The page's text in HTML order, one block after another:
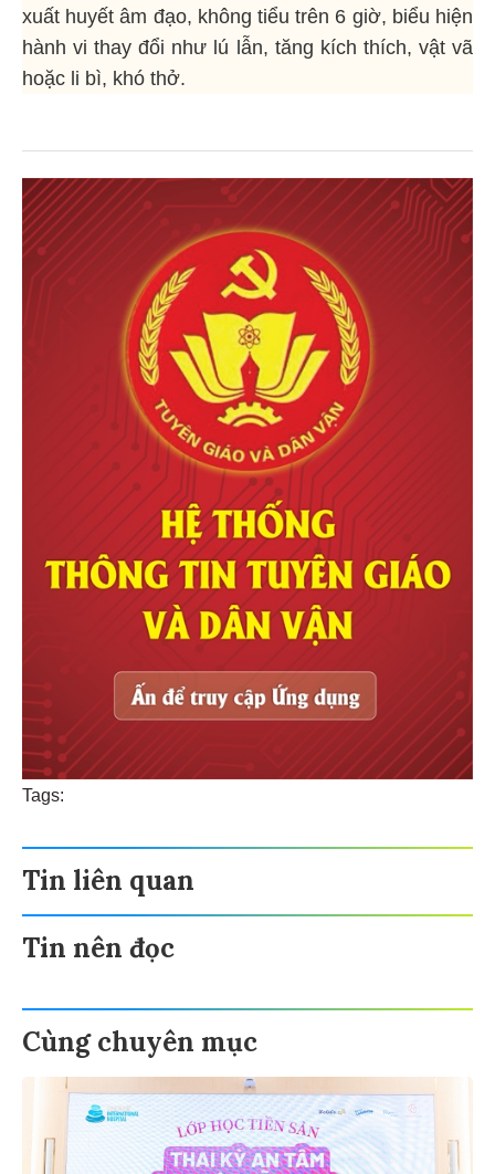
xuất huyết âm đạo, không tiểu trên 6 giờ, biểu hiện
hành vi thay đổi như lú lẫn, tăng kích thích, vật vã
hoặc li bì, khó thở.
Tags:
Tin liên quan
Tin nên đọc
Cùng chuyên mục